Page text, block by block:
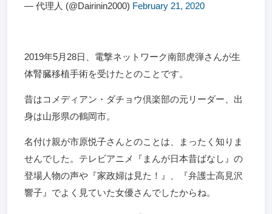
— 代理人 (@Dairinin2000) February 21, 2020
2019年5月28日、電撃ネットワーク南部虎弾さんが生
体腎臓移植手術を受けたとのことです。
昔はコメディアン・ダチョウ倶楽部の元リーダー、出
身は山形県の鶴岡市。
名付け親が市原悦子さんとのことは、まったく知りま
せんでした。テレビアニメ『まんが日本昔ばなし』の
登場人物の声や『家政婦は見た！』、『弁護士高見沢
響子』でよく見ていた女優さんでしたからね。